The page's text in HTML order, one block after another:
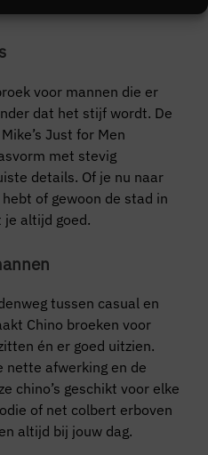
voor mannen die er
dat het stijf wordt. De
Just for Men
met stevig
details. Of je nu naar
of gewoon de stad in
je altijd goed.
tussen casual en
Chino broeken voor
én er goed uitzien.
nette afwerking en de
chino’s geschikt voor elke
of net colbert erboven
altijd bij jouw dag.